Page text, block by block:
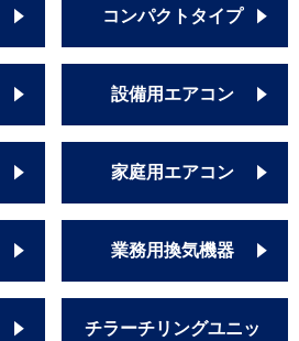
コンパクトタイプ
設備用エアコン
家庭用エアコン
業務用換気機器
チラーチリングユニッ